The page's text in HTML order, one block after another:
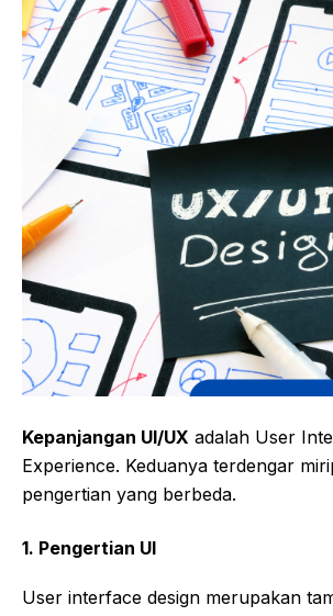
Kepanjangan UI/UX adalah User
Experience. Keduanya terdengar
pengertian yang berbeda.
1. Pengertian UI
User interface design merupakan